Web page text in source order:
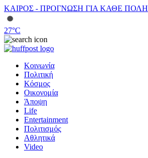
ΚΑΙΡΟΣ - ΠΡΟΓΝΩΣΗ ΓΙΑ ΚΑΘΕ ΠΟΛΗ
27°C
Κοινωνία
Πολιτική
Κόσμος
Οικονομία
Άποψη
Life
Entertainment
Πολιτισμός
Αθλητικά
Video